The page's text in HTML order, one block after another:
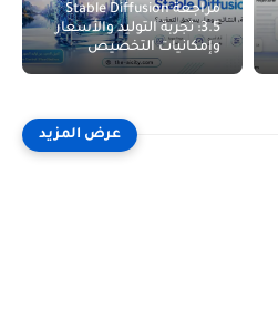
مراجعة Stable Diffusion
3.5: تجربة التوليد والأسعار
وإمكانيات التخصيص